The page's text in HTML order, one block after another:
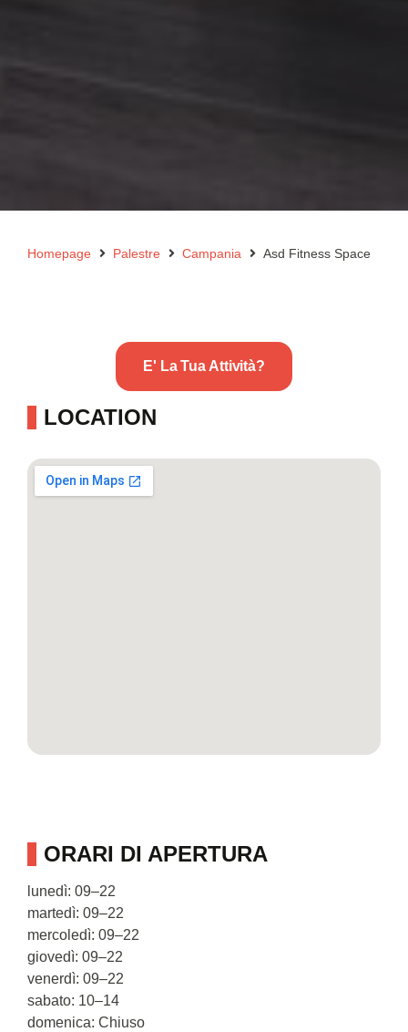
Homepage Palestre Campania Asd Fitness Space
E' La Tua Attività?
LOCATION
ORARI DI APERTURA
lunedì: 09–22
martedì: 09–22
mercoledì: 09–22
giovedì: 09–22
venerdì: 09–22
sabato: 10–14
domenica: Chiuso